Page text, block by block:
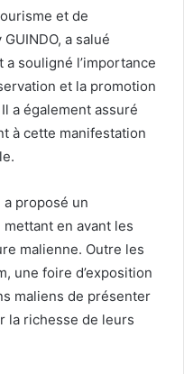
et de
a salué
a souligné l’importance
et la promotion
a également assuré
à cette manifestation
proposé un
en avant les
malienne. Outre les
une foire d’exposition
maliens de présenter
la richesse de leurs